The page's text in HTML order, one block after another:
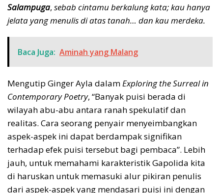
Salampuga, sebab cintamu berkalung kata; kau hanya
jelata yang menulis di atas tanah… dan kau merdeka.
Baca Juga: Aminah yang Malang
Mengutip Ginger Ayla dalam Exploring the Surreal in
Contemporary Poetry, “Banyak puisi berada di
wilayah abu-abu antara ranah spekulatif dan
realitas. Cara seorang penyair menyeimbangkan
aspek-aspek ini dapat berdampak signifikan
terhadap efek puisi tersebut bagi pembaca”. Lebih
jauh, untuk memahami karakteristik Gapolida kita
di haruskan untuk memasuki alur pikiran penulis
dari aspek-aspek yang mendasari puisi ini dengan